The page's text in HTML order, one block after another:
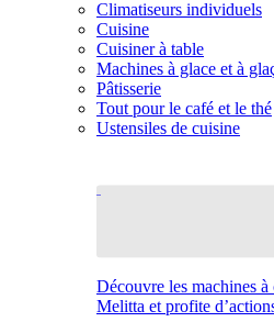
Climatiseurs individuels
Cuisine
Cuisiner à table
Machines à glace et à
Pâtisserie
Tout pour le café et le thé
Ustensiles de cuisine
Découvre les machines à
Melitta et profite